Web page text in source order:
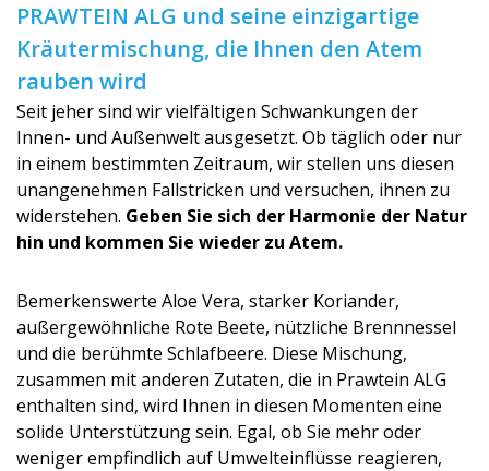
PRAWTEIN ALG und seine einzigartige
Kräutermischung, die Ihnen den Atem
rauben wird
Seit jeher sind wir vielfältigen Schwankungen der
Innen- und Außenwelt ausgesetzt. Ob täglich oder nur
in einem bestimmten Zeitraum, wir stellen uns diesen
unangenehmen Fallstricken und versuchen, ihnen zu
widerstehen. Geben Sie sich der Harmonie der Natur
hin und kommen Sie wieder zu Atem.
Bemerkenswerte Aloe Vera, starker Koriander,
außergewöhnliche Rote Beete, nützliche Brennnessel
und die berühmte Schlafbeere. Diese Mischung,
zusammen mit anderen Zutaten, die in Prawtein ALG
enthalten sind, wird Ihnen in diesen Momenten eine
solide Unterstützung sein. Egal, ob Sie mehr oder
weniger empfindlich auf Umwelteinflüsse reagieren,